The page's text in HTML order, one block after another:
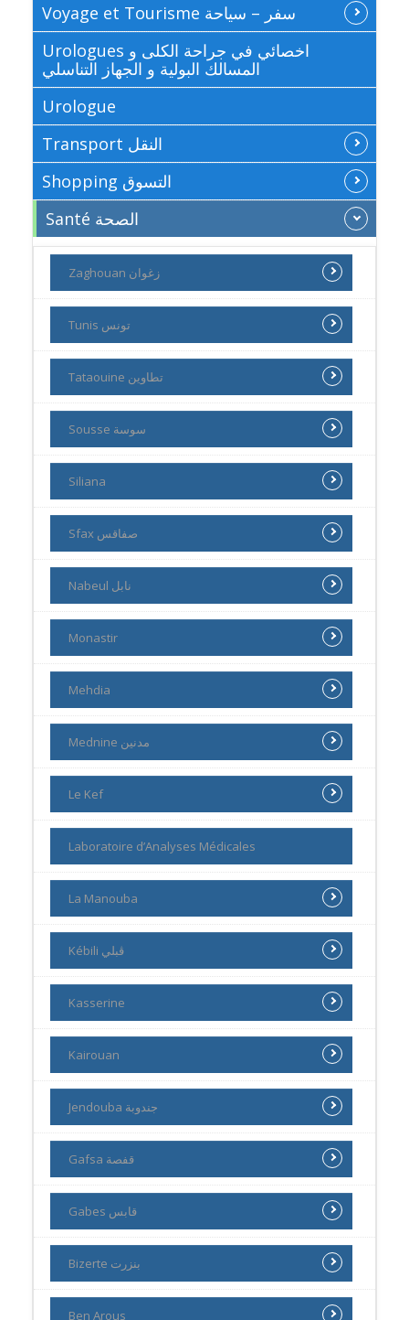
Voyage et Tourisme سفر – سياحة
Urologues اخصائي في جراحة الكلى و
المسالك البولية و الجهاز التناسلي
Urologue
Transport النقل
Shopping التسوق
Santé الصحة
Zaghouan زغوان
Tunis تونس
Tataouine تطاوين
Sousse سوسة
Siliana
Sfax صفاقس
Nabeul نابل
Monastir
Mehdia
Mednine مدنين
Le Kef
Laboratoire d’Analyses Médicales
La Manouba
Kébili ڨبلي
Kasserine
Kairouan
Jendouba جندوبة
Gafsa قفصة
Gabes قابس
Bizerte بنزرت
Ben Arous